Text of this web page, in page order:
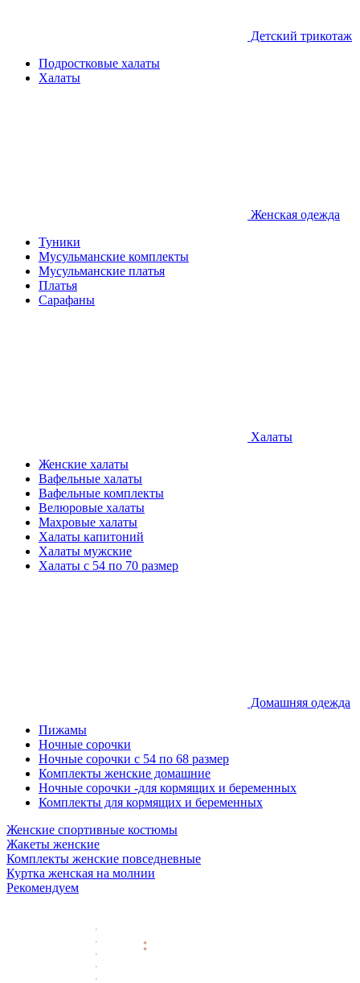
Детcкий трикотаж
Подростковые халаты
Халаты
Женская одежда
Туники
Мусульманские комплекты
Мусульманские платья
Платья
Сарафаны
Халаты
Женские халаты
Вафельные халаты
Вафельные комплекты
Велюровые халаты
Махровые халаты
Халаты капитоний
Халаты мужские
Халаты с 54 по 70 размер
Домашняя одежда
Пижамы
Ночные сорочки
Ночные сорочки с 54 по 68 размер
Комплекты женские домашние
Ночные сорочки -для кормящих и беременных
Комплекты для кормящих и беременных
Женские спортивные костюмы
Жакеты женские
Комплекты женские повседневные
Куртка женская на молнии
Рекомендуем